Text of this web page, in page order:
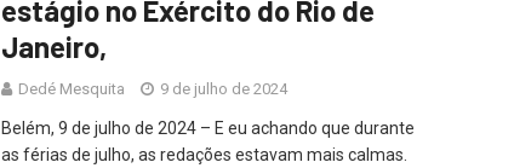
estágio no Exército do Rio de
Janeiro,
Dedé Mesquita 9 de julho de 2024
Belém, 9 de julho de 2024 – E eu achando que durante
as férias de julho, as redações estavam mais calmas.